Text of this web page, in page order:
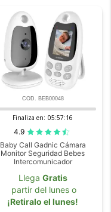
COD. BEB00048
Finaliza en: 05:57:16
4.9
Baby Call Gadnic Cámara
Monitor Seguridad Bebes
Intercomunicador
Llega Gratis
partir del lunes o
¡Retiralo el lunes!